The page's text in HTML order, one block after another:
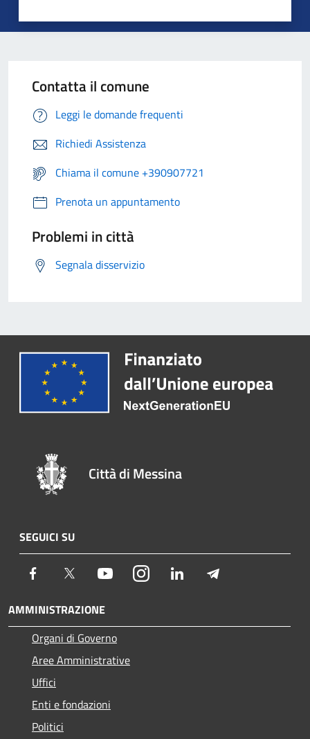
Contatta il comune
Leggi le domande frequenti
Richiedi Assistenza
Chiama il comune +390907721
Prenota un appuntamento
Problemi in città
Segnala disservizio
Città di Messina
SEGUICI SU
Facebook Twitter YoutubeInstagram LinkedIn
AMMINISTRAZIONE
Organi di Governo
Aree Amministrative
Uffici
Enti e fondazioni
Politici